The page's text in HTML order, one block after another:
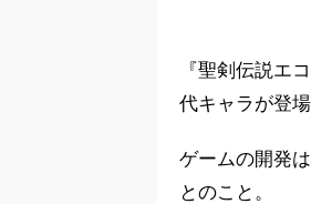
『聖剣伝説エ
代キャラが登
ゲームの開発は
とのこと。